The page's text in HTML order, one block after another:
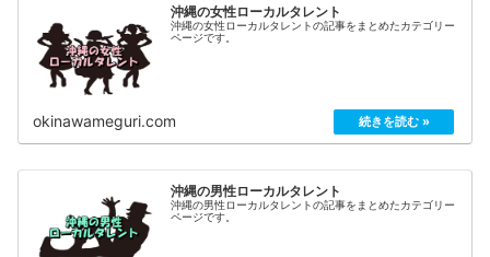
沖縄の女性ローカルタレント
沖縄の女性ローカルタレントの記事をまとめたカテゴリー
ページです。
okinawameguri.com
沖縄の男性ローカルタレント
沖縄の男性ローカルタレントの記事をまとめたカテゴリー
ページです。